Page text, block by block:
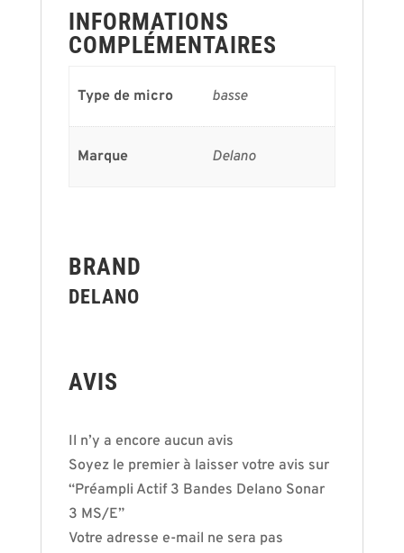
INFORMATIONS
COMPLÉMENTAIRES
Type de micro basse
Marque Delano
BRAND
DELANO
AVIS
Il n’y a encore aucun avis
Soyez le premier à laisser votre avis sur
“Préampli Actif 3 Bandes Delano Sonar
3 MS/E”
Votre adresse e-mail ne sera pas